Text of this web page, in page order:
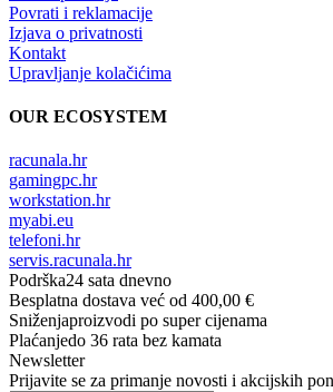
Povrati i reklamacije
Izjava o privatnosti
Kontakt
Upravljanje kolačićima
OUR ECOSYSTEM
racunala.hr
gamingpc.hr
workstation.hr
myabi.eu
telefoni.hr
servis.racunala.hr
Podrška24 sata dnevno
Besplatna dostava već od 400,00 €
Sniženjaproizvodi po super cijenama
Plaćanjedo 36 rata bez kamata
Newsletter
Prijavite se za primanje novosti i akcijskih